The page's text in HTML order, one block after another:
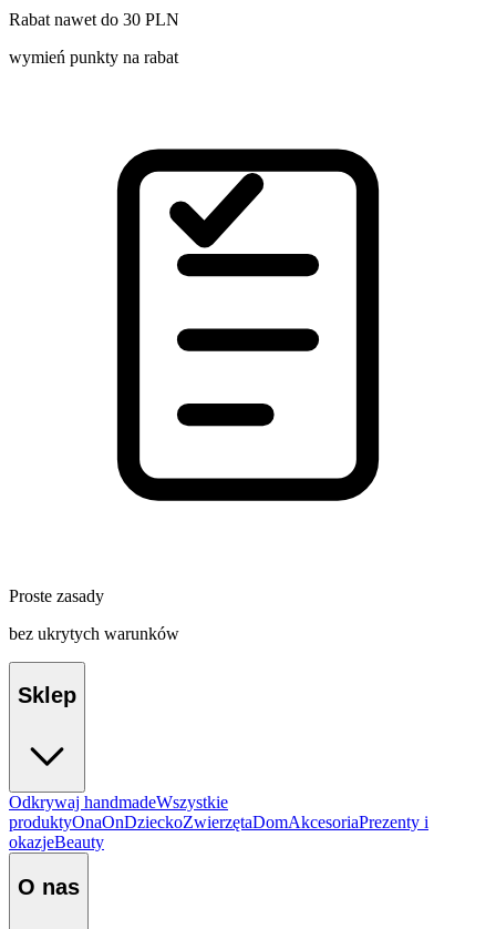
Rabat nawet do 30 PLN
wymień punkty na rabat
Proste zasady
bez ukrytych warunków
Sklep
Odkrywaj handmadeWszystkie
produktyOnaOnDzieckoZwierzętaDomAkcesoriaPrezenty i
okazjeBeauty
O nas